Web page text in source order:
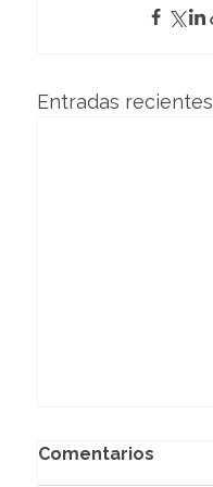
Entradas recientes
Comentarios